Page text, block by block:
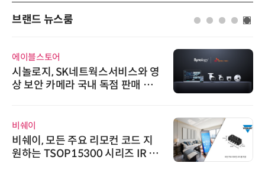
브랜드 뉴스룸
에이블스토어
시놀로지, SK네트웍스서비스와 영
상 보안 카메라 국내 독점 판매 파
비쉐이
비쉐이, 모든 주요 리모컨 코드 지
원하는 TSOP15300 시리즈 IR 수